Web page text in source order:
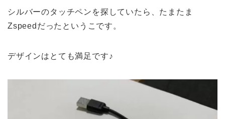
シルバーのタッチペンを探していたら、たまたま
Zspeedだったというこです。
デザインはとても満足です♪